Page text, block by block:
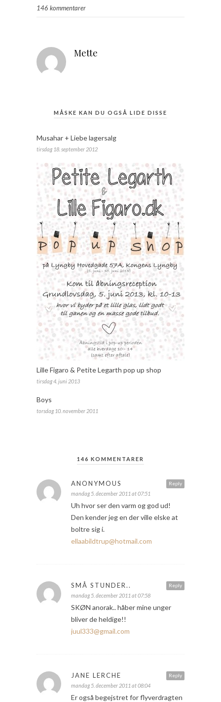
146 kommentarer
Mette
MÅSKE KAN DU OGSÅ LIDE DISSE
Musahar + Liebe lagersalg
tirsdag 18. september 2012
Lille Figaro & Petite Legarth pop up shop
tirsdag 4. juni 2013
Boys
torsdag 10. november 2011
146 KOMMENTARER
Reply
ANONYMOUS
mandag 5. december 2011 at 07:51
Uh hvor ser den varm og god ud!
Den kender jeg en der ville elske at
boltre sig i.
ellaabildtrup@hotmail.com
Reply
SMÅ STUNDER..
mandag 5. december 2011 at 07:58
SKØN anorak.. håber mine unger
bliver de heldige!!
juul333@gmail.com
Reply
JANE LERCHE
mandag 5. december 2011 at 08:04
Er også begejstret for flyverdragten